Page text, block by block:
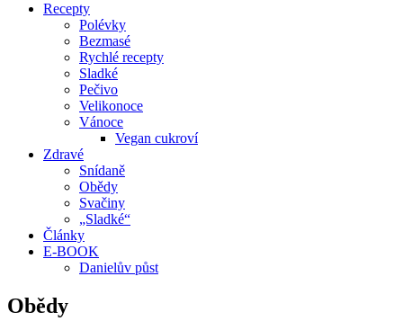
Recepty
Polévky
Bezmasé
Rychlé recepty
Sladké
Pečivo
Velikonoce
Vánoce
Vegan cukroví
Zdravé
Snídaně
Obědy
Svačiny
„Sladké“
Články
E-BOOK
Danielův půst
Obědy